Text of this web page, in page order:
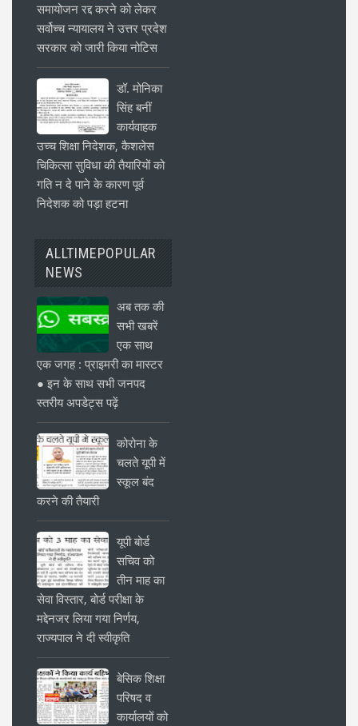
समायोजन रद्द करने को लेकर
सर्वोच्च न्यायालय ने उत्तर प्रदेश
सरकार को जारी किया नोटिस
डॉ. मोनिका
सिंह बनीं
कार्यवाहक
उच्च शिक्षा निदेशक, कैशलेस
चिकित्सा सुविधा की तैयारियों को
गति न दे पाने के कारण पूर्व
निदेशक को पड़ा हटना
ALLTIMEPOPULAR
NEWS
अब तक की
सभी खबरें
एक साथ
एक जगह : प्राइमरी का मास्टर
● इन के साथ सभी जनपद
स्तरीय अपडेट्स पढ़ें
कोरोना के
चलते यूपी में
स्कूल बंद
करने की तैयारी
यूपी बोर्ड
सचिव को
तीन माह का
सेवा विस्तार, बोर्ड परीक्षा के
मद्देनजर लिया गया निर्णय,
राज्यपाल ने दी स्वीकृति
बेसिक शिक्षा
परिषद व
कार्यालयों को